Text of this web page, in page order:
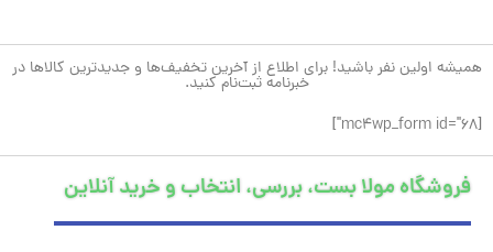
همیشه اولین نفر باشید! برای اطلاع از آخرین تخفیف‌ها و جدیدترین کالاها در
خبرنامه ثبت‌نام کنید.
[mc4wp_form id="68"]
فروشگاه مولا بست، بررسی، انتخاب و خرید آنلاین